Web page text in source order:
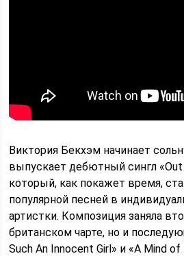
Виктория Бекхэм начинает
выпускает дебютный сингл «Out
который, как покажет время,
популярной песней в
артистки. Композиция заняла
британском чарте, но и
Such An Innocent Girl» и «A Mind